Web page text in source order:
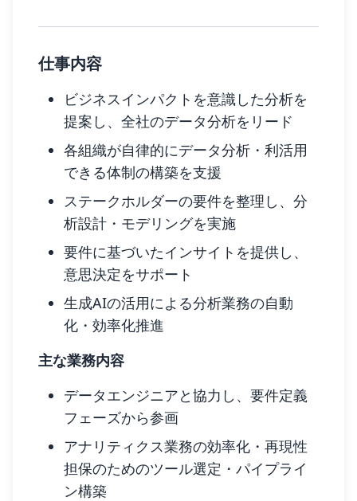
仕事内容
ビジネスインパクトを意識した分析を
提案し、全社のデータ分析をリード
各組織が自律的にデータ分析・利活用
できる体制の構築を支援
ステークホルダーの要件を整理し、分
析設計・モデリングを実施
要件に基づいたインサイトを提供し、
意思決定をサポート
生成AIの活用による分析業務の自動
化・効率化推進
主な業務内容
データエンジニアと協力し、要件定義
フェーズから参画
アナリティクス業務の効率化・再現性
担保のためのツール選定・パイプライ
ン構築